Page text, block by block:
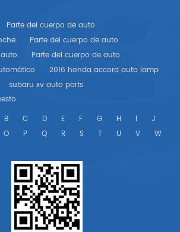
Parte del cuerpo de auto
Parte del cuerpo de auto
Parte del cuerpo de auto
2016 honda accord auto lamp
subaru xv auto parts
B C D E F G H I
J
O P Q R S T U V
W